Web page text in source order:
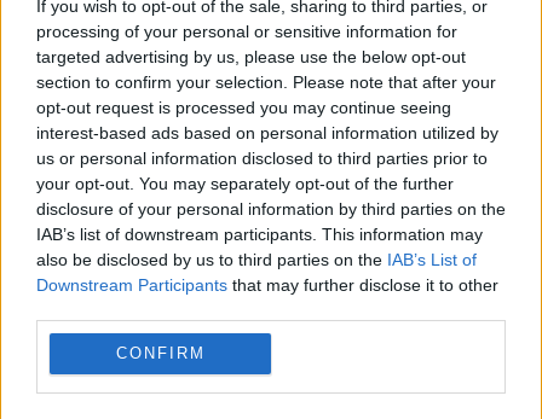
If you wish to opt-out of the sale, sharing to third parties, or
processing of your personal or sensitive information for
targeted advertising by us, please use the below opt-out
section to confirm your selection. Please note that after your
opt-out request is processed you may continue seeing
interest-based ads based on personal information utilized by
us or personal information disclosed to third parties prior to
your opt-out. You may separately opt-out of the further
disclosure of your personal information by third parties on the
IAB’s list of downstream participants. This information may
also be disclosed by us to third parties on the IAB’s List of
Downstream Participants that may further disclose it to other
CONFIRM
Ταυτόχρονα, πιστεύω ότι υπάρχει μία κοινή
συνισταμένη όλων των παρεμβάσεών μας: μόνο η
Ουκρανία μπορεί, πρέπει και θα αποφασίσει για την
αποδοχή ή την απόρριψη οποιασδήποτε
ειρηνευτικής φόρμουλας. Ουδείς άλλος, ουδείς,
μπορεί να λάβει αυτή την απόφαση για λογαριασμό
του Κιέβου. Πρέπει να διασφαλιστεί ότι το Κίεβο
είναι μέρος της διαδικασίας και μόνο η Ουκρανία
έχει το δικαίωμα να αποφασίσει για το μέλλον της.
βασικές απλές αρχές: ότι μια δίκαιη ειρήνη δεν
μπορεί να συγχέεται με μια άδικη συνθηκολόγηση,
ούτε μια προσωρινή κατάπαυση του πυρός μπορεί